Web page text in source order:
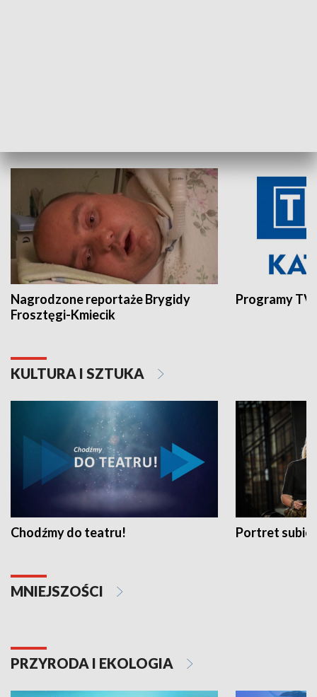
Nagrodzone reportaże Brygidy
Frosztęgi-Kmiecik
Programy
KULTURA I SZTUKA
Chodźmy do teatru! Portret
MNIEJSZOŚCI
PRZYRODA I EKOLOGIA